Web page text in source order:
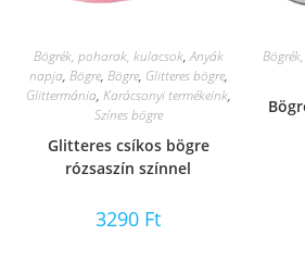
Bögrék, poharak, kulacsok,Anyák
napja, Bögre, Bögre, Glitteres bögre,
Glittermánia, Karácsonyi termékeink,
Színes bögre
Glitteres csíkos bögre
rózsaszín színnel
3290 Ft